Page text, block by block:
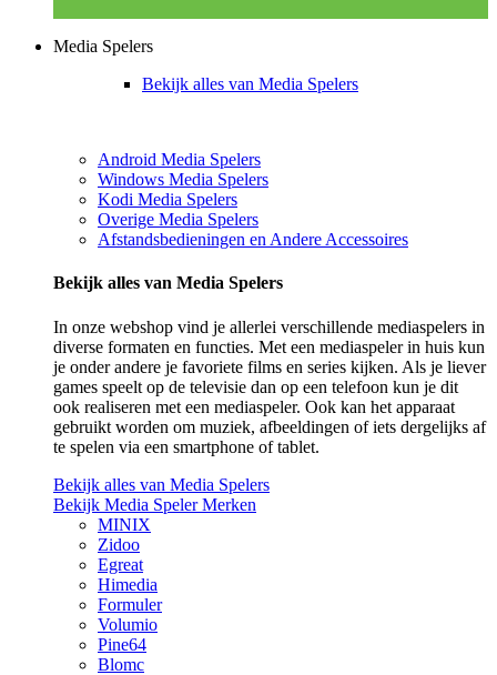
Media Spelers
Bekijk alles van Media Spelers
Android Media Spelers
Windows Media Spelers
Kodi Media Spelers
Overige Media Spelers
Afstandsbedieningen en Andere Accessoires
Bekijk alles van Media Spelers
In onze webshop vind je allerlei verschillende mediaspelers in
diverse formaten en functies. Met een mediaspeler in huis kun
je onder andere je favoriete films en series kijken. Als je liever
games speelt op de televisie dan op een telefoon kun je dit
ook realiseren met een mediaspeler. Ook kan het apparaat
gebruikt worden om muziek, afbeeldingen of iets dergelijks af
te spelen via een smartphone of tablet.
Bekijk alles van Media Spelers
Bekijk Media Speler Merken
MINIX
Zidoo
Egreat
Himedia
Formuler
Volumio
Pine64
Blomc